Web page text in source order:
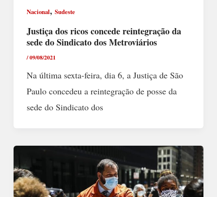
Nacional, Sudeste
Justiça dos ricos concede reintegração da
sede do Sindicato dos Metroviários
/09/08/2021
Na última sexta-feira, dia 6, a Justiça de São
Paulo concedeu a reintegração de posse da
sede do Sindicato dos